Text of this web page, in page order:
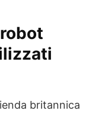
britannica